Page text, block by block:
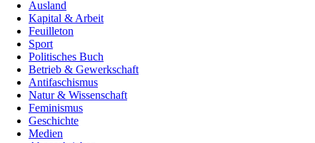
Ausland
Kapital & Arbeit
Feuilleton
Sport
Politisches Buch
Betrieb & Gewerkschaft
Antifaschismus
Natur & Wissenschaft
Feminismus
Geschichte
Medien